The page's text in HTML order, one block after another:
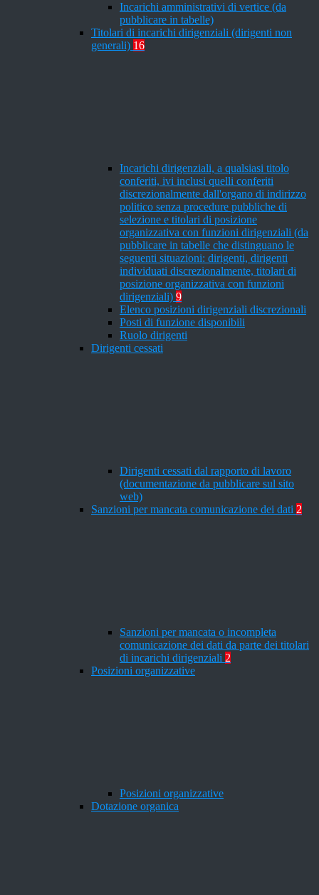
Incarichi amministrativi di vertice (da
pubblicare in tabelle)
Titolari di incarichi dirigenziali (dirigenti non
generali) 16
Incarichi dirigenziali, a qualsiasi titolo
conferiti, ivi inclusi quelli conferiti
discrezionalmente dall'organo di indirizzo
politico senza procedure pubbliche di
selezione e titolari di posizione
organizzativa con funzioni dirigenziali (da
pubblicare in tabelle che distinguano le
seguenti situazioni: dirigenti, dirigenti
individuati discrezionalmente, titolari di
posizione organizzativa con funzioni
dirigenziali) 9
Elenco posizioni dirigenziali discrezionali
Posti di funzione disponibili
Ruolo dirigenti
Dirigenti cessati
Dirigenti cessati dal rapporto di lavoro
(documentazione da pubblicare sul sito
web)
Sanzioni per mancata comunicazione dei dati 2
Sanzioni per mancata o incompleta
comunicazione dei dati da parte dei titolari
di incarichi dirigenziali 2
Posizioni organizzative
Posizioni organizzative
Dotazione organica